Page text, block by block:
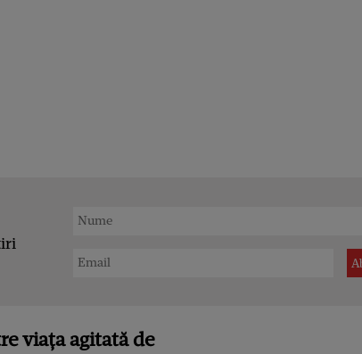
viața agitată de